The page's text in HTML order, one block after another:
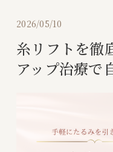
2026/05/10
糸リフトを徹
アップ治療で